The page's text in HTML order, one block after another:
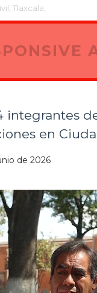
Tlaxcala,
integrantes
en
de 2026